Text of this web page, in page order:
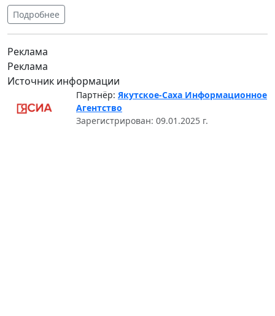
Подробнее
Реклама
Реклама
Источник информации
Партнёр: Якутское-Саха Информационное
Агентство
Зарегистрирован: 09.01.2025 г.